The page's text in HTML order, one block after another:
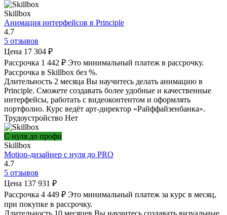
Skillbox
Анимация интерфейсов в Principle
4.7
5 отзывов
Цена 17 304 ₽
Рассрочка 1 442 ₽ Это минимальный платеж в рассрочку.
Рассрочка в Skillbox без %.
Длительность 2 месяца Вы научитесь делать анимацию в
Principle. Сможете создавать более удобные и качественные
интерфейсы, работать с видеоконтентом и оформлять
портфолио. Курс ведёт арт-директор «Райффайзенбанка».
Трудоустройство Нет
С нуля до профи
Skillbox
Motion-дизайнер с нуля до PRO
4.7
5 отзывов
Цена 137 931 ₽
Рассрочка 4 449 ₽ Это минимальный платеж за курс в месяц,
при покупке в рассрочку.
Длительность 10 месяцев Вы научитесь создавать визуальные